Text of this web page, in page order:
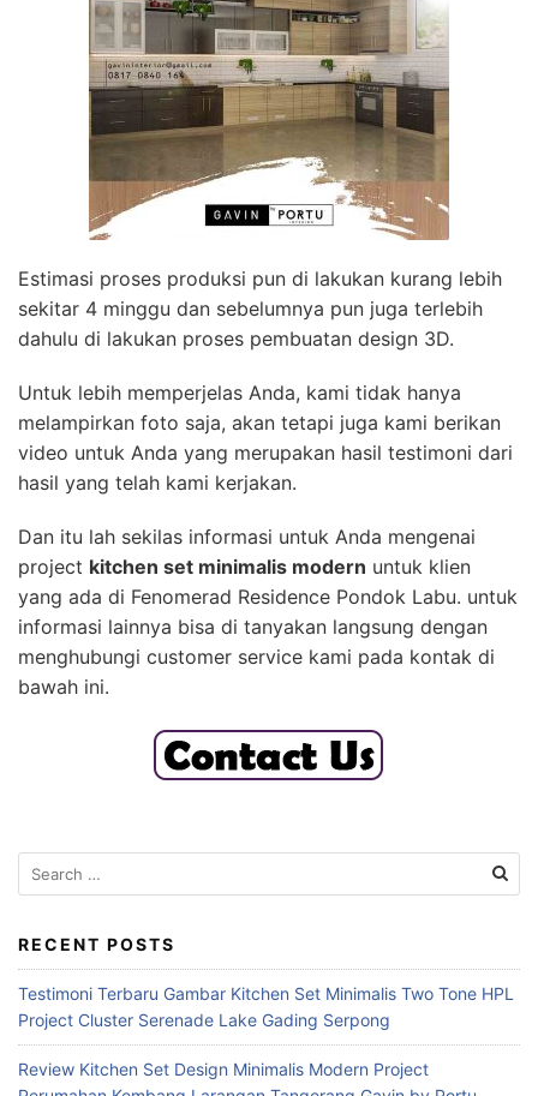
Estimasi proses produksi pun di lakukan kurang lebih
sekitar 4 minggu dan sebelumnya pun juga terlebih
dahulu di lakukan proses pembuatan design 3D.
Untuk lebih memperjelas Anda, kami tidak hanya
melampirkan foto saja, akan tetapi juga kami berikan
video untuk Anda yang merupakan hasil testimoni dari
hasil yang telah kami kerjakan.
Dan itu lah sekilas informasi untuk Anda mengenai
project kitchen set minimalis modern untuk klien
yang ada di Fenomerad Residence Pondok Labu. untuk
informasi lainnya bisa di tanyakan langsung dengan
menghubungi customer service kami pada kontak di
bawah ini.
e
r
c
h
f
o
r
RECENT POSTS
Testimoni Terbaru Gambar Kitchen Set Minimalis Two Tone HPL
Project Cluster Serenade Lake Gading Serpong
Review Kitchen Set Design Minimalis Modern Project